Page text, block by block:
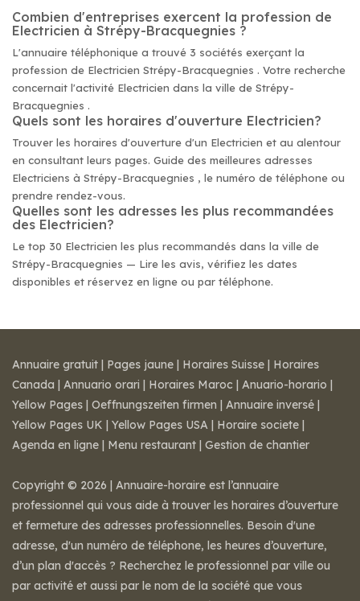
Combien d'entreprises exercent la profession de
Electricien à Strépy-Bracquegnies ?
L'annuaire téléphonique a trouvé 3 sociétés exerçant la
profession de Electricien Strépy-Bracquegnies . Votre recherche
concernait l'activité Electricien dans la ville de Strépy-
Bracquegnies .
Quels sont les horaires d'ouverture Electricien?
Trouver les horaires d'ouverture d'un Electricien et au alentour
en consultant leurs pages. Guide des meilleures adresses
Electriciens à Strépy-Bracquegnies , le numéro de téléphone ou
prendre rendez-vous.
Quelles sont les adresses les plus recommandées
des Electricien?
Le top 30 Electricien les plus recommandés dans la ville de
Strépy-Bracquegnies — Lire les avis, vérifiez les dates
disponibles et réservez en ligne ou par téléphone.
Annuaire gratuit | Pages jaune | Horaires Suisse | Horaires
Canada | Annuario orari | Horaires Maroc | Anuario-horario |
Yellow Pages | Oeffnungszeiten firmen | Annuaire inversé |
Yellow Pages UK | Yellow Pages USA | Horaire societe |
Agenda en ligne | Menu restaurant | Gestion de chantier
Copyright © 2026 | Annuaire-horaire est l’annuaire
professionnel qui vous aide à trouver les horaires d’ouverture
et fermeture des adresses professionnelles. Besoin d'une
adresse, d'un numéro de téléphone, les heures d’ouverture,
d’un plan d'accès ? Recherchez le professionnel par ville ou
par activité et aussi par le nom de la société que vous